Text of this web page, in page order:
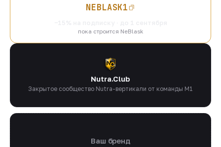
NEBLASK1
пока строится NeBlask
Nutra.Club
Закрытое сообщество Nutra-вертикали от команды M1
Ваш бренд